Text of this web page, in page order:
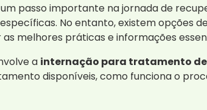
passo importante na jornada de
No entanto, existem opções
melhores práticas e informações
a internação para tratamento
disponíveis, como funciona o